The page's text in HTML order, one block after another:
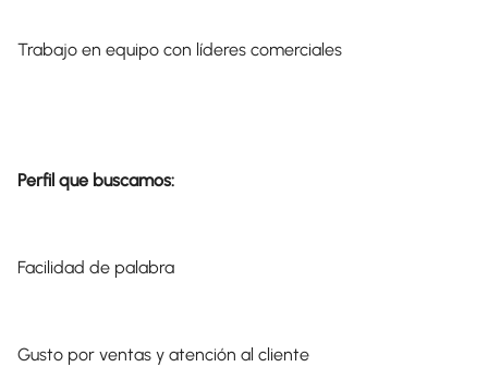
Trabajo en equipo con líderes comerciales
Perfil que buscamos:
Facilidad de palabra
Gusto por ventas y atención al cliente